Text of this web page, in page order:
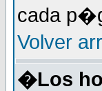
cada
Volver
�Los